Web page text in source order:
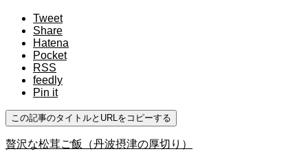
Tweet
Share
Hatena
Pocket
RSS
feedly
Pin it
この記事のタイトルとURLをコピーする
贅沢な松茸ご飯（丹波摂津の厚切り）